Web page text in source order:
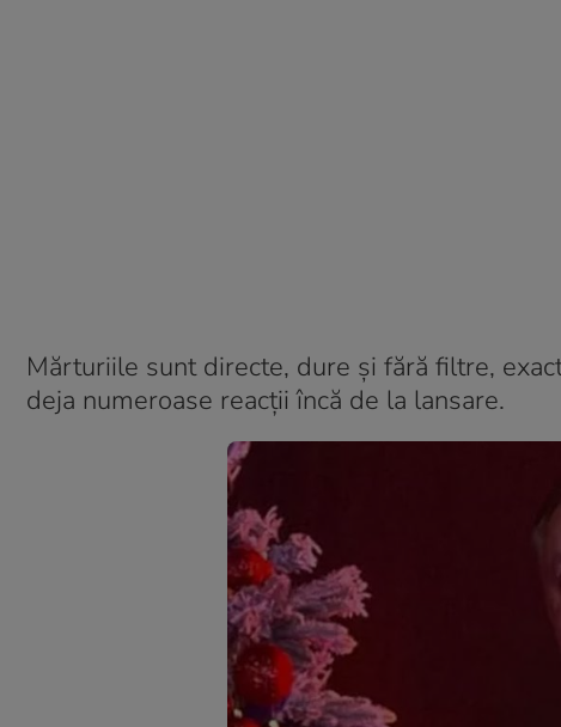
Mărturiile sunt directe, dure și fără filtre,
deja numeroase reacții încă de la lansare.